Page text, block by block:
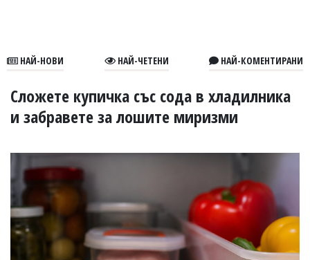
В
УКРАЙНА
РАЗСЛЕДВАНЕ
БИЗНЕС
ЮГ
Управители:
Веселин
Василев,
НАЙ-НОВИ НАЙ-ЧЕТЕНИ НАЙ-КОМЕНТИРАНИ
Сложете купичка със сода в хладилника
и забравете за лошите миризми